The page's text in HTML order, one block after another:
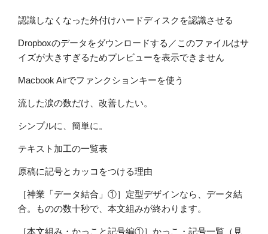
認識しなくなった外付けハードディスクを認識させる
Dropboxのデータをダウンロードする／このファイルはサ
イズが大きすぎるためプレビューを表示できません
Macbook Airでファンクションキーを使う
流した涙の数だけ、改善したい。
シンプルに、簡単に。
テキスト加工の一覧表
原稿に記号とカッコをつける理由
［神業「データ結合」①］定型デザインなら、データ結
合。ものの数十秒で、本文組みが終わります。
［本文組み・かっこと記号編①］かっこ・記号一覧（見